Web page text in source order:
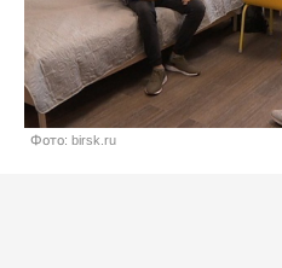
Фото: birsk.ru